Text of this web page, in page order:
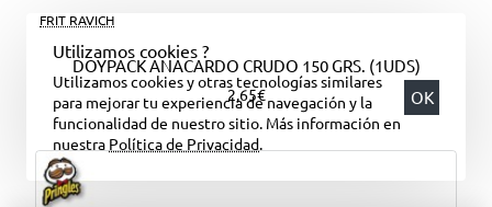
Utilizamos cookies ?
Utilizamos cookies y otras tecnologías similares
para mejorar tu experiencia de navegación y la
funcionalidad de nuestro sitio. Más información en
nuestra Política de Privacidad.
OK
FRIT RAVICH
DOYPACK ANACARDO CRUDO 150 GRS. (1UDS)
2,65€